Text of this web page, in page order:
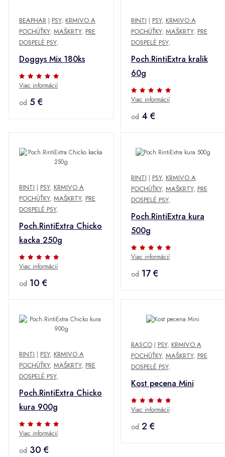
BEAPHAR | PSY, KRMIVO A
POCHÚŤKY, MAŠKRTY, PRE
DOSPELÉ PSY,
Doggys Mix 180ks
Viac informácií
od 5 €
RINTI | PSY, KRMIVO A
POCHÚŤKY, MAŠKRTY, PRE
DOSPELÉ PSY,
Poch.RintiExtra kralik
60g
Viac informácií
od 4 €
RINTI | PSY, KRMIVO A
POCHÚŤKY, MAŠKRTY, PRE
DOSPELÉ PSY,
Poch.RintiExtra Chicko
kacka 250g
Viac informácií
od 10 €
RINTI | PSY, KRMIVO A
POCHÚŤKY, MAŠKRTY, PRE
DOSPELÉ PSY,
Poch.RintiExtra kura
500g
Viac informácií
od 17 €
RINTI | PSY, KRMIVO A
POCHÚŤKY, MAŠKRTY, PRE
DOSPELÉ PSY,
Poch.RintiExtra Chicko
kura 900g
Viac informácií
od 30 €
RASCO| PSY, KRMIVO A
POCHÚŤKY, MAŠKRTY, PRE
DOSPELÉ PSY,
Kost pecena Mini
Viac informácií
od 2 €